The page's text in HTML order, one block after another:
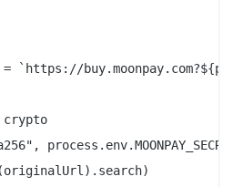
`https://
crypto